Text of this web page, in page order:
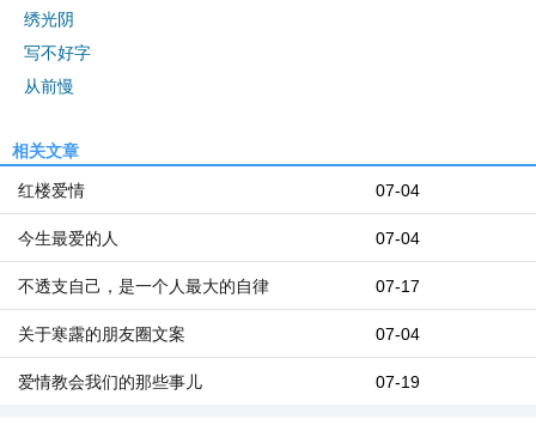
绣光阴
写不好字
从前慢
相关文章
07-04
红楼爱情
07-04
今生最爱的人
07-17
不透支自己，是一个人最大的自律
07-04
关于寒露的朋友圈文案
07-19
爱情教会我们的那些事儿